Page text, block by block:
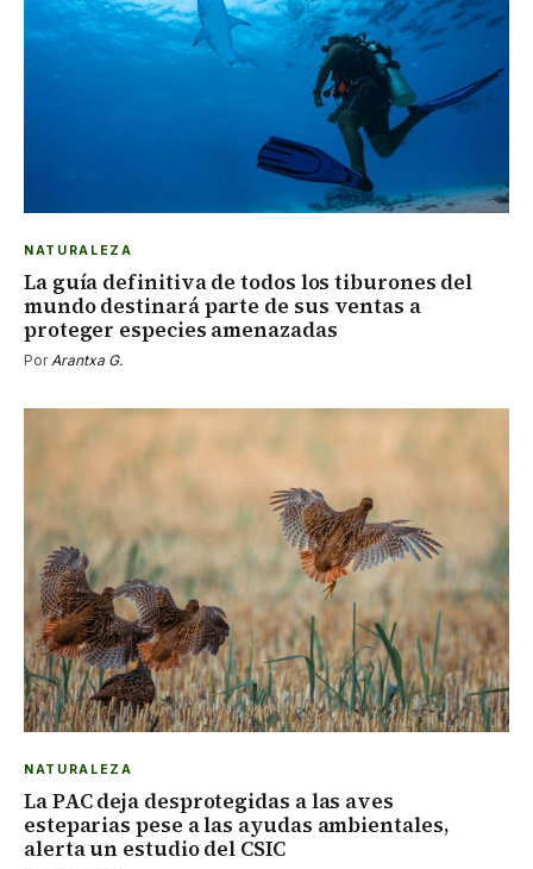
NATURALEZA
La guía definitiva de todos los tiburones del
mundo destinará parte de sus ventas a
proteger especies amenazadas
Por Arantxa G.
NATURALEZA
La PAC deja desprotegidas a las aves
esteparias pese a las ayudas ambientales,
alerta un estudio del CSIC